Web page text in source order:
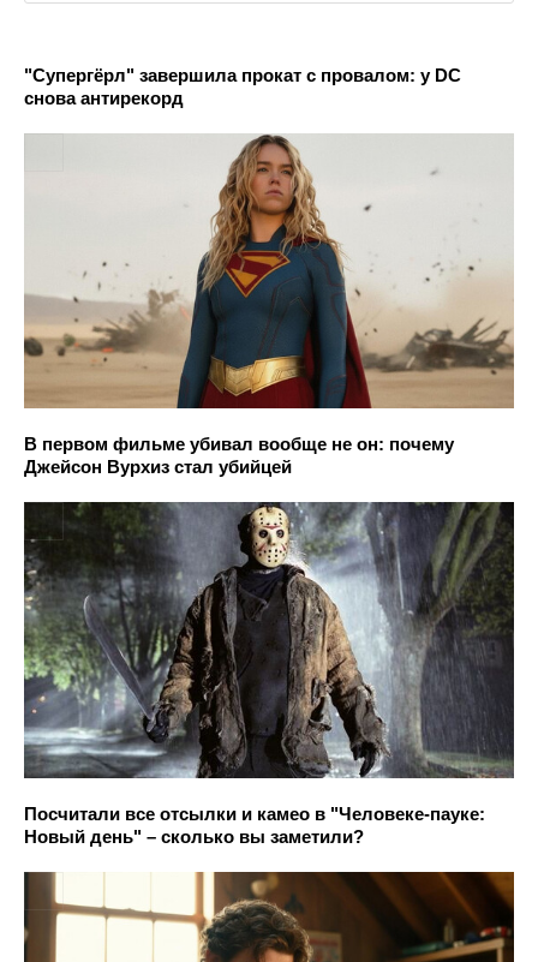
"Супергёрл" завершила прокат с провалом: у DC
снова антирекорд
В первом фильме убивал вообще не он: почему
Джейсон Вурхиз стал убийцей
Посчитали все отсылки и камео в "Человеке-пауке:
Новый день" – сколько вы заметили?